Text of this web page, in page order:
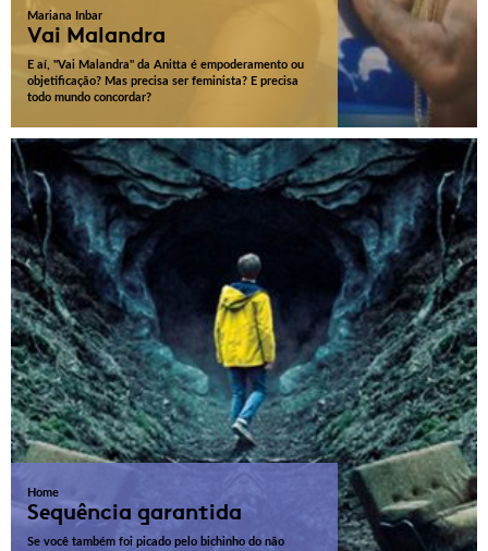
Mariana Inbar
Vai Malandra
E aí, "Vai Malandra" da Anitta é empoderamento ou
objetificação? Mas precisa ser feminista? E precisa
todo mundo concordar?
Home
Sequência garantida
Se você também foi picado pelo bichinho do não